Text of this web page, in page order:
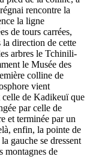
rencontre la
la ligne
de tours carrées,
direction de cette
arbres le Tchinili-
le Musée des
colline de
vient
celle de Kadikeuï que
par celle de
et terminée par un
enfin, la pointe de
gauche se dressent
montagnes de